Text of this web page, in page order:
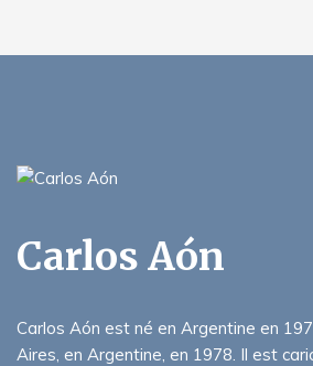
Carlos Aón
Carlos Aón est né en Argentine en
Aires, en Argentine, en 1978. Il est